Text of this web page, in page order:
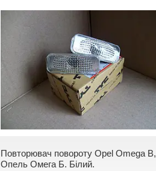
Повторювач повороту Opel Omega B,
Опель Омега Б. Білий.